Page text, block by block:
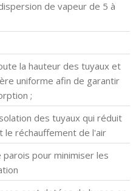
de vapeur de 5 à
la hauteur des tuyaux et
uniforme afin de garantir
;
des tuyaux qui réduit
le réchauffement de l'air
pour minimiser les